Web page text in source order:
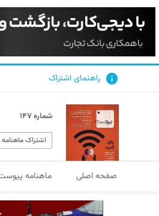
راهنمای اشتراک
شماره ۱۴۷
اشتراک ماهنامه
صفحه اصلی ماهنامه